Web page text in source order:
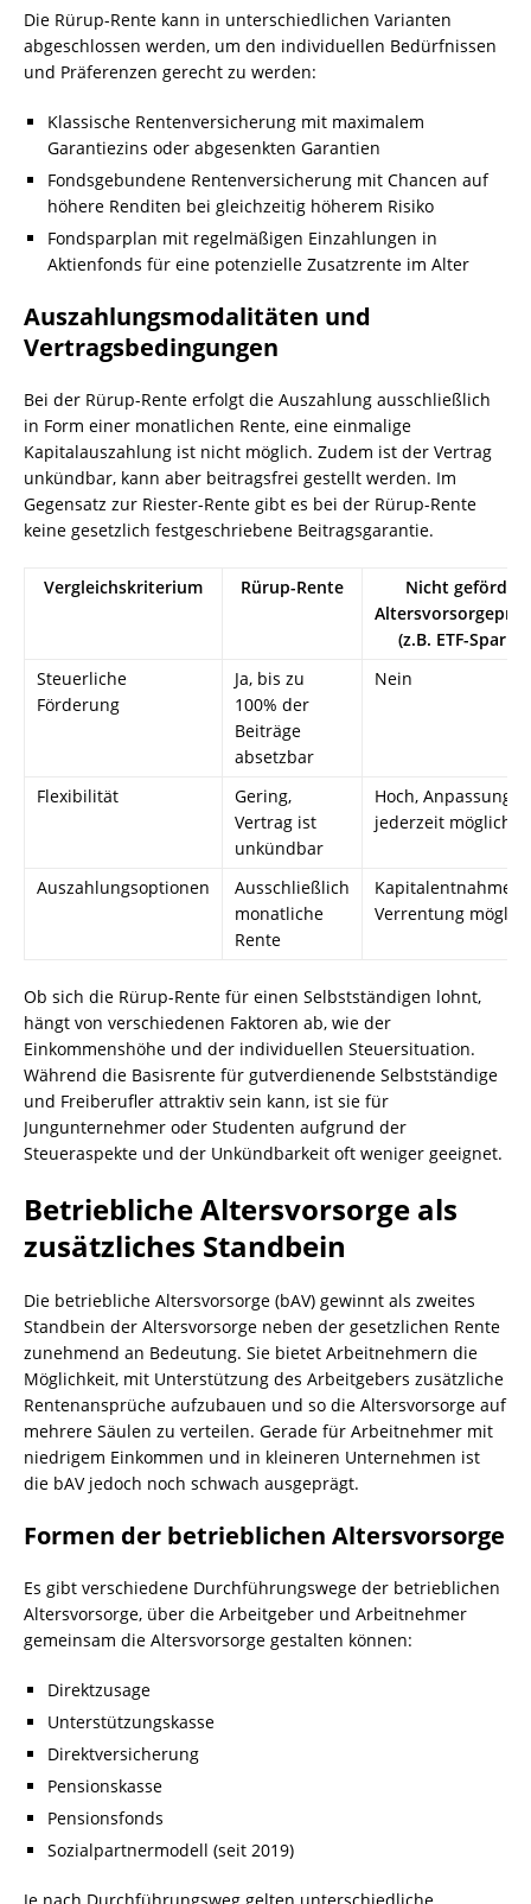
Die Rürup-Rente kann in unterschiedlichen Varianten
abgeschlossen werden, um den individuellen Bedürfnissen
und Präferenzen gerecht zu werden:
Klassische Rentenversicherung mit maximalem
Garantiezins oder abgesenkten Garantien
Fondsgebundene Rentenversicherung mit Chancen auf
höhere Renditen bei gleichzeitig höherem Risiko
Fondsparplan mit regelmäßigen Einzahlungen in
Aktienfonds für eine potenzielle Zusatzrente im Alter
Auszahlungsmodalitäten und
Vertragsbedingungen
Bei der Rürup-Rente erfolgt die Auszahlung ausschließlich
in Form einer monatlichen Rente, eine einmalige
Kapitalauszahlung ist nicht möglich. Zudem ist der Vertrag
unkündbar, kann aber beitragsfrei gestellt werden. Im
Gegensatz zur Riester-Rente gibt es bei der Rürup-Rente
keine gesetzlich festgeschriebene Beitragsgarantie.
Vergleichskriterium Rürup-Rente
Nicht
(z.B. ETF-
Steuerliche
Förderung
Ja, bis zu
100% der
Beiträge
absetzbar
Nein
Flexibilität
Gering,
Vertrag ist
unkündbar
Hoch, Anpassungen
jederzeit möglich
Auszahlungsoptionen
Ausschließlich
monatliche
Rente
Kapitalentnahme
Verrentung möglich
Ob sich die Rürup-Rente für einen Selbstständigen lohnt,
hängt von verschiedenen Faktoren ab, wie der
Einkommenshöhe und der individuellen Steuersituation.
Während die Basisrente für gutverdienende Selbstständige
und Freiberufler attraktiv sein kann, ist sie für
Jungunternehmer oder Studenten aufgrund der
Steueraspekte und der Unkündbarkeit oft weniger geeignet.
Betriebliche Altersvorsorge als
zusätzliches Standbein
Die betriebliche Altersvorsorge (bAV) gewinnt als zweites
Standbein der Altersvorsorge neben der gesetzlichen Rente
zunehmend an Bedeutung. Sie bietet Arbeitnehmern die
Möglichkeit, mit Unterstützung des Arbeitgebers zusätzliche
Rentenansprüche aufzubauen und so die Altersvorsorge auf
mehrere Säulen zu verteilen. Gerade für Arbeitnehmer mit
niedrigem Einkommen und in kleineren Unternehmen ist
die bAV jedoch noch schwach ausgeprägt.
Formen der betrieblichen Altersvorsorge
Es gibt verschiedene Durchführungswege der betrieblichen
Altersvorsorge, über die Arbeitgeber und Arbeitnehmer
gemeinsam die Altersvorsorge gestalten können:
Direktzusage
Unterstützungskasse
Direktversicherung
Pensionskasse
Pensionsfonds
Sozialpartnermodell (seit 2019)